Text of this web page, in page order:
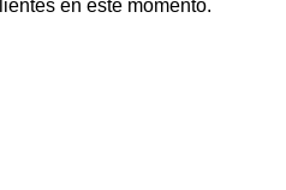
en este momento.